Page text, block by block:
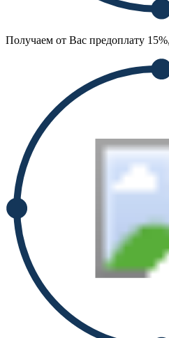
Получаем от Вас предоплату